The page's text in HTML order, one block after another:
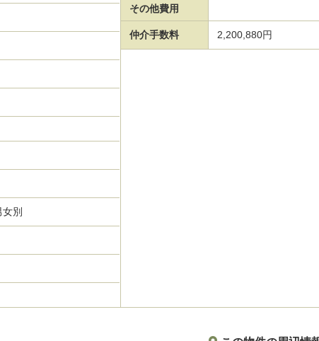
女別
その他費用
仲介手数料 2,200,880円